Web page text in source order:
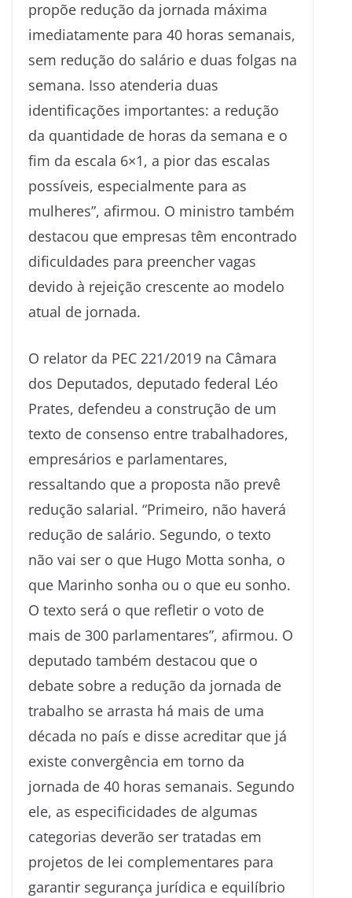
propõe redução da jornada máxima
imediatamente para 40 horas semanais,
sem redução do salário e duas folgas na
semana. Isso atenderia duas
identificações importantes: a redução
da quantidade de horas da semana e o
fim da escala 6×1, a pior das escalas
possíveis, especialmente para as
mulheres”, afirmou. O ministro também
destacou que empresas têm encontrado
dificuldades para preencher vagas
devido à rejeição crescente ao modelo
atual de jornada.
O relator da PEC 221/2019 na Câmara
dos Deputados, deputado federal Léo
Prates, defendeu a construção de um
texto de consenso entre trabalhadores,
empresários e parlamentares,
ressaltando que a proposta não prevê
redução salarial. “Primeiro, não haverá
redução de salário. Segundo, o texto
não vai ser o que Hugo Motta sonha, o
que Marinho sonha ou o que eu sonho.
O texto será o que refletir o voto de
mais de 300 parlamentares”, afirmou. O
deputado também destacou que o
debate sobre a redução da jornada de
trabalho se arrasta há mais de uma
década no país e disse acreditar que já
existe convergência em torno da
jornada de 40 horas semanais. Segundo
ele, as especificidades de algumas
categorias deverão ser tratadas em
projetos de lei complementares para
garantir segurança jurídica e equilíbrio